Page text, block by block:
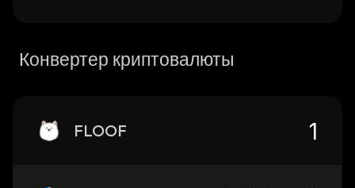
Конвертер криптовалюты
FLOOF